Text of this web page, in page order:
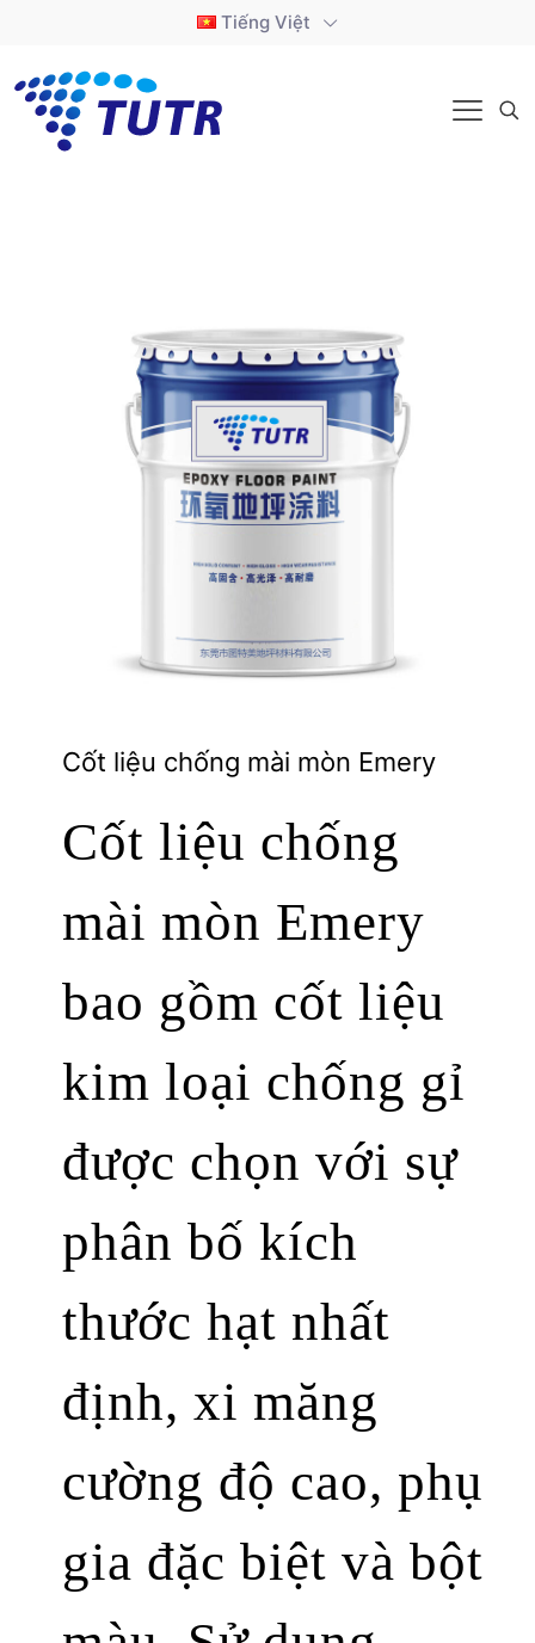
Tiếng Việt
Cốt liệu chống mài mòn Emery
Cốt liệu chống
mài mòn Emery
bao gồm cốt liệu
kim loại chống gỉ
được chọn với sự
phân bố kích
thước hạt nhất
định, xi măng
cường độ cao, phụ
gia đặc biệt và bột